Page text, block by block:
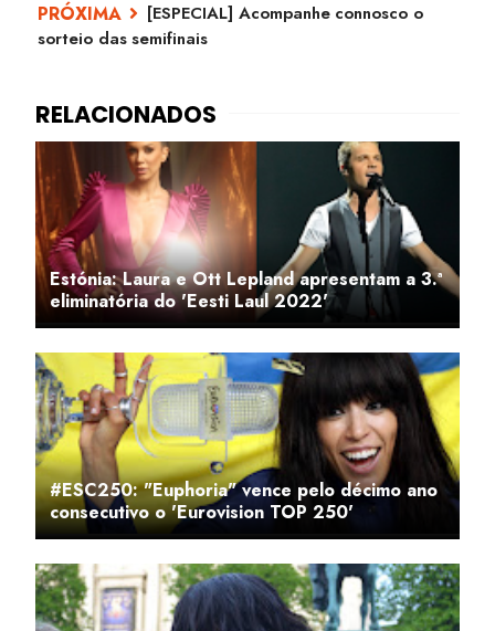
[ESPECIAL] Acompanhe connosco o
sorteio das semifinais
Estónia: Laura e Ott Lepland apresentam a 3.ª
eliminatória do 'Eesti Laul 2022'
#ESC250: "Euphoria" vence pelo décimo ano
consecutivo o 'Eurovision TOP 250'